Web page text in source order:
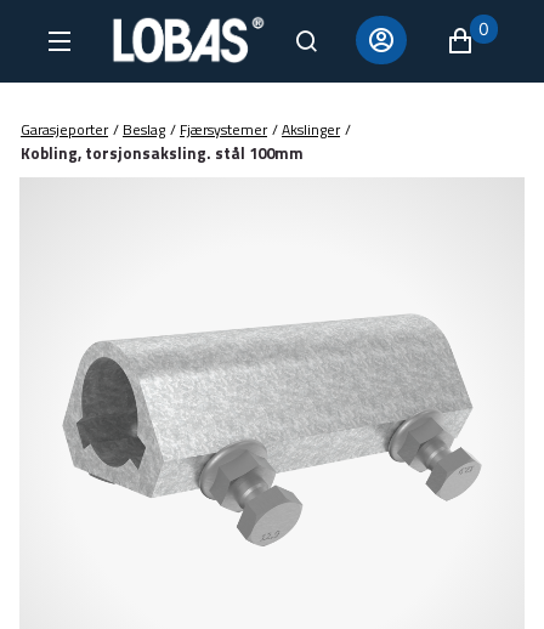
0
Garasjeporter / Beslag / Fjærsystemer /Akslinger /
Kobling, torsjonsaksling. stål 100mm